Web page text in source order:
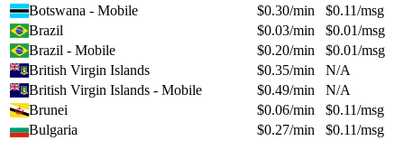
Botswana - Mobile
$0.30/min $0.11/msg
Brazil
$0.03/min $0.01/msg
Brazil - Mobile
$0.20/min $0.01/msg
British Virgin Islands
$0.35/min
N/A
British Virgin Islands - Mobile
$0.49/min
N/A
Brunei
$0.06/min $0.11/msg
Bulgaria
$0.27/min $0.11/msg